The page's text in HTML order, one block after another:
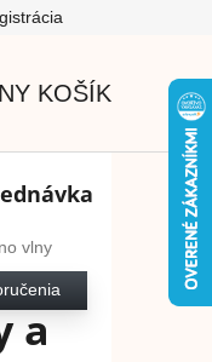
FAQ
KOŠÍK
vlny
a